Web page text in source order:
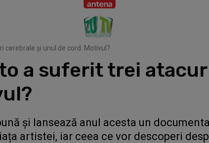
cerebrale și unul de cord. Motivul?
a suferit trei
și lansează anul acesta un
artistei, iar ceea ce vor descoperi